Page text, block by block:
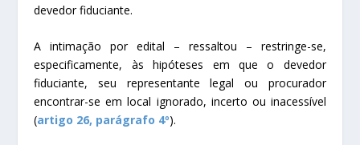
devedor fiduciante.
A intimação por edital – ressaltou – restringe-se,
especificamente, às hipóteses em que o devedor
fiduciante, seu representante legal ou procurador
encontrar-se em local ignorado, incerto ou inacessível
(artigo 26, parágrafo 4º).